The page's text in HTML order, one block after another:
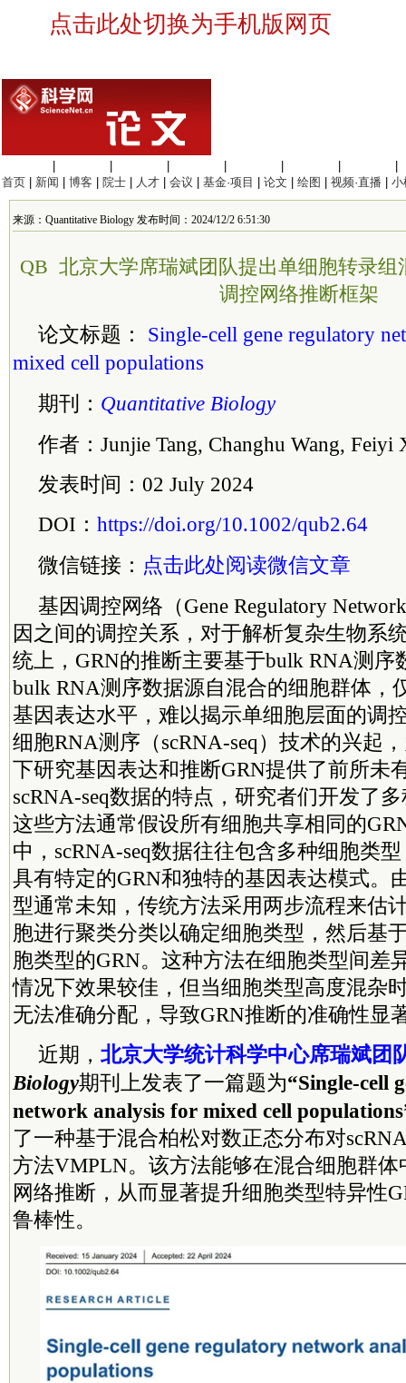
点击此处切换为手机版网页
首页
新闻 博客 院士 人才 会议 基金·项目 论文 绘图 视频·直播 小
来源：Quantitative Biology 发布时间：2024/12/2 6:51:30
QB 北京大学席瑞斌团队提出单细胞转录组
调控网络推断框架
论文标题： Single-cell gene regulatory
mixed cell populations
期刊： Quantitative Biology
作者：Junjie Tang, Changhu Wang,
发表时间：02 July 2024
DOI： https://doi.org/10.1002/qub2.64
微信链接： 点击此处阅读微信文章
基因调控网络（Gene Regulatory
因之间的调控关系，对于解析复杂生物系
统上，GRN的推断主要基于bulk RNA测序
bulk RNA测序数据源自混合的细胞群体，
基因表达水平，难以揭示单细胞层面的调
细胞RNA测序（scRNA-seq）技术的兴起
下研究基因表达和推断GRN提供了前所未
scRNA-seq数据的特点，研究者们开发了
这些方法通常假设所有细胞共享相同的
中，scRNA-seq数据往往包含多种细胞类
具有特定的GRN和独特的基因表达模式。
型通常未知，传统方法采用两步流程来估
胞进行聚类分类以确定细胞类型，然后基
胞类型的GRN。这种方法在细胞类型间差
情况下效果较佳，但当细胞类型高度混杂
无法准确分配，导致GRN推断的准确性显
近期， 北京大学统计科学中心席瑞斌团
Biology期刊上发表了一篇题为“Single-cell
network analysis for mixed cell
了一种基于混合柏松对数正态分布对
方法VMPLN。该方法能够在混合细胞群
网络推断，从而显著提升细胞类型特异性
鲁棒性。